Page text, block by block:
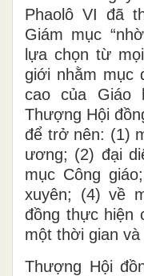
Phaolô VI đã
Giám mục
lựa chọn từ
giới nhằm mục
cao của Giáo
Thượng Hội
để trở nên: (1)
ương; (2) đại
mục Công
xuyên; (4) về
đồng thực hiện
một thời gian
Thượng Hội